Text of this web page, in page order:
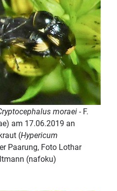
moraei - F.
am 17.06.2019 an
(Hypericum
Paarung, Foto Lothar
(nafoku)